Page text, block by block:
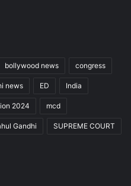
bollywood news congress
news ED India
2024 mcd
Gandhi SUPREME COURT